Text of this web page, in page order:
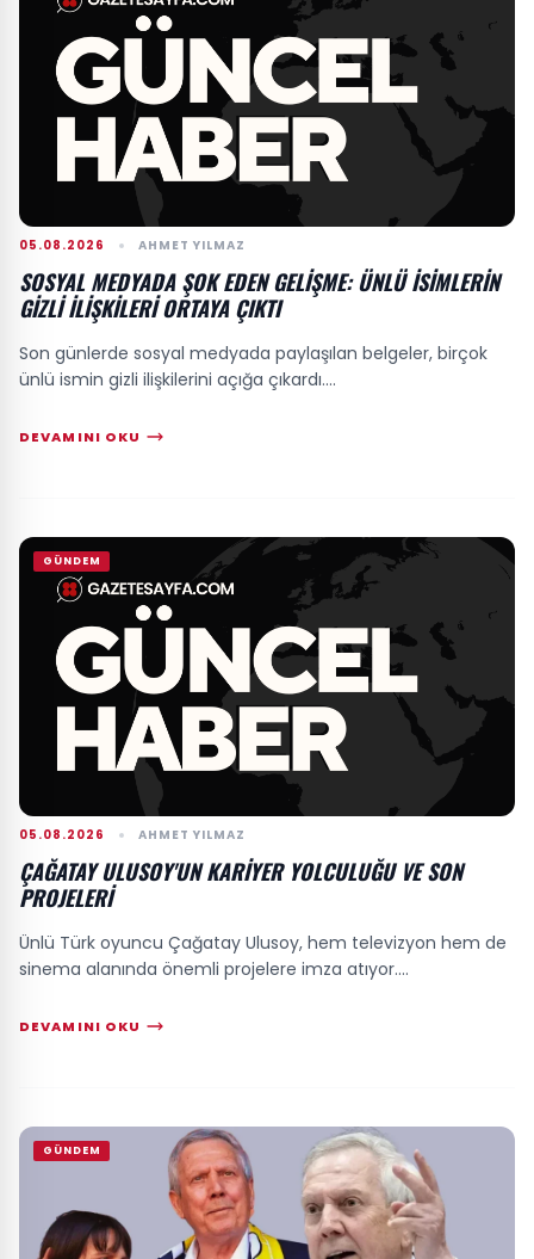
05.08.2026 AHMET YILMAZ
SOSYAL MEDYADA ŞOK EDEN GELIŞME: ÜNLÜ İSIMLERIN
GIZLI İLIŞKILERI ORTAYA ÇIKTI
Son günlerde sosyal medyada paylaşılan belgeler, birçok
ünlü ismin gizli ilişkilerini açığa çıkardı....
DEVAMINI OKU
GÜNDEM
05.08.2026 AHMET YILMAZ
ÇAĞATAY ULUSOY'UN KARIYER YOLCULUĞU VE SON
PROJELERI
Ünlü Türk oyuncu Çağatay Ulusoy, hem televizyon hem de
sinema alanında önemli projelere imza atıyor....
DEVAMINI OKU
GÜNDEM